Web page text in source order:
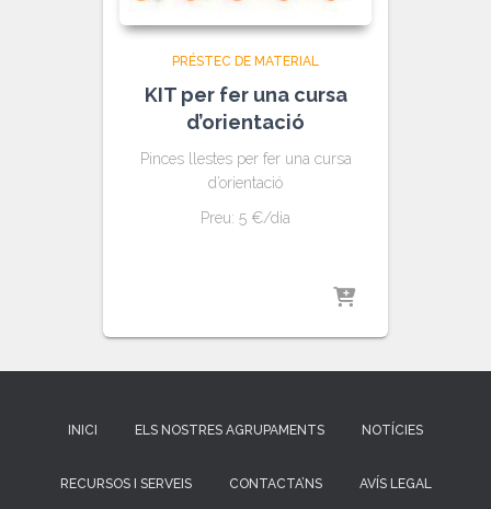
PRÉSTEC DE MATERIAL
KIT per fer una cursa
d’orientació
Pinces llestes per fer una cursa
d’orientació
Preu: 5 €/dia
INICI ELS NOSTRES AGRUPAMENTS NOTÍCIES
RECURSOS I SERVEIS CONTACTA’NS AVÍS LEGAL